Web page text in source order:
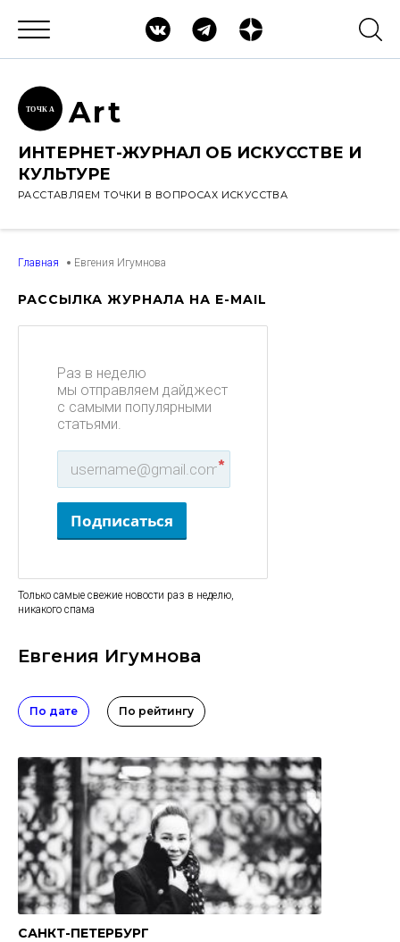
ТОЧК А Art
ИНТЕРНЕТ-ЖУРНАЛ ОБ ИСКУССТВЕ И
КУЛЬТУРЕ
РАССТАВЛЯЕМ ТОЧКИ В ВОПРОСАХ ИСКУССТВА
Главная Евгения Игумнова
РАССЫЛКА ЖУРНАЛА НА E-MAIL
Раз в неделю
мы отправляем дайджест
с самыми популярными
статьями.
*
Подписаться
Только самые свежие новости раз в неделю,
никакого спама
Евгения Игумнова
По дате По рейтингу
САНКТ-ПЕТЕРБУРГ